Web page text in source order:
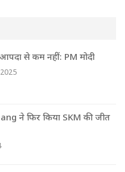
से कम नहीं: PM मोदी
ने फिर किया SKM की जीत